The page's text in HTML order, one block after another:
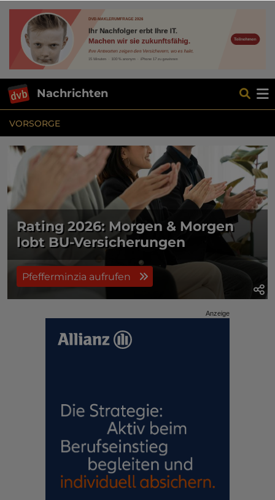
Nachrichten
VORSORGE
Rating 2026: Morgen & Morgen
lobt BU-Versicherungen
Pfefferminzia aufrufen
Anzeige